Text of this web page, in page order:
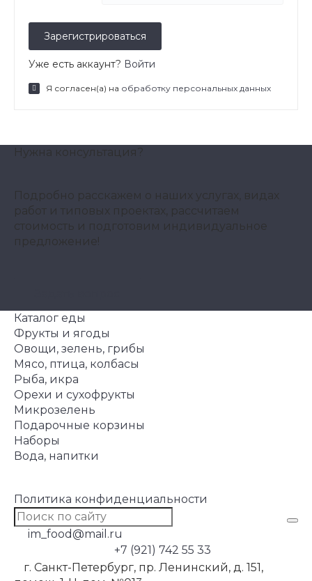
Уже есть аккаунт? Войти
Я согласен(а) на обработку персональных данных
Нужна консультация?
Подробно расскажем о наших услугах, видах
работ и типовых проектах, рассчитаем
стоимость и подготовим индивидуальное
предложение!
Каталог еды
Фрукты и ягоды
Овощи, зелень, грибы
Мясо, птица, колбасы
Рыба, икра
Орехи и сухофрукты
Микрозелень
Подарочные корзины
Наборы
Вода, напитки
Политика конфиденциальности
im_food@mail.ru
+7 (921) 742 55 33
г. Санкт-Петербург, пр. Ленинский, д. 151,